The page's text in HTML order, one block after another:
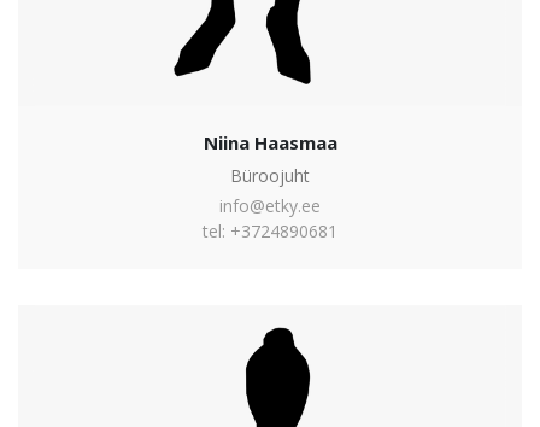
Niina Haasmaa
Büroojuht
info@etky.ee
tel: +3724890681